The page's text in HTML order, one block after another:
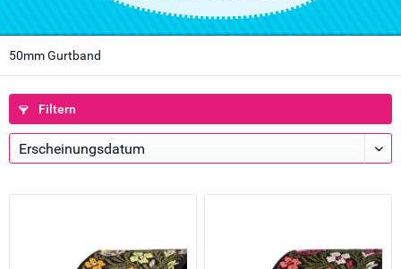
50mm Gurtband
Filtern